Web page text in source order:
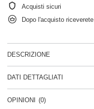
Acquisti sicuri
Dopo l'acquisto riceverete
DESCRIZIONE
DATI DETTAGLIATI
OPINIONI (0)